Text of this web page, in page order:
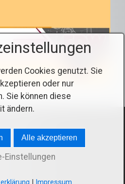
Cookies genutzt. Sie
oder nur
Sie können diese
ändern.
Alle akzeptieren
Einstellungen
| Impressum